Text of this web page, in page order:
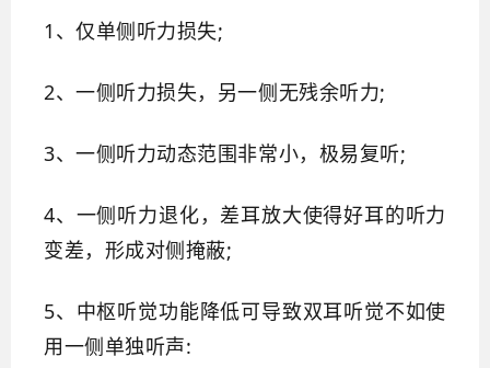
1、仅单侧听力损失;
2、一侧听力损失，另一侧无残余听力;
3、一侧听力动态范围非常小，极易复听;
4、一侧听力退化，差耳放大使得好耳的听力
变差，形成对侧掩蔽;
5、中枢听觉功能降低可导致双耳听觉不如使
用一侧单独听声: